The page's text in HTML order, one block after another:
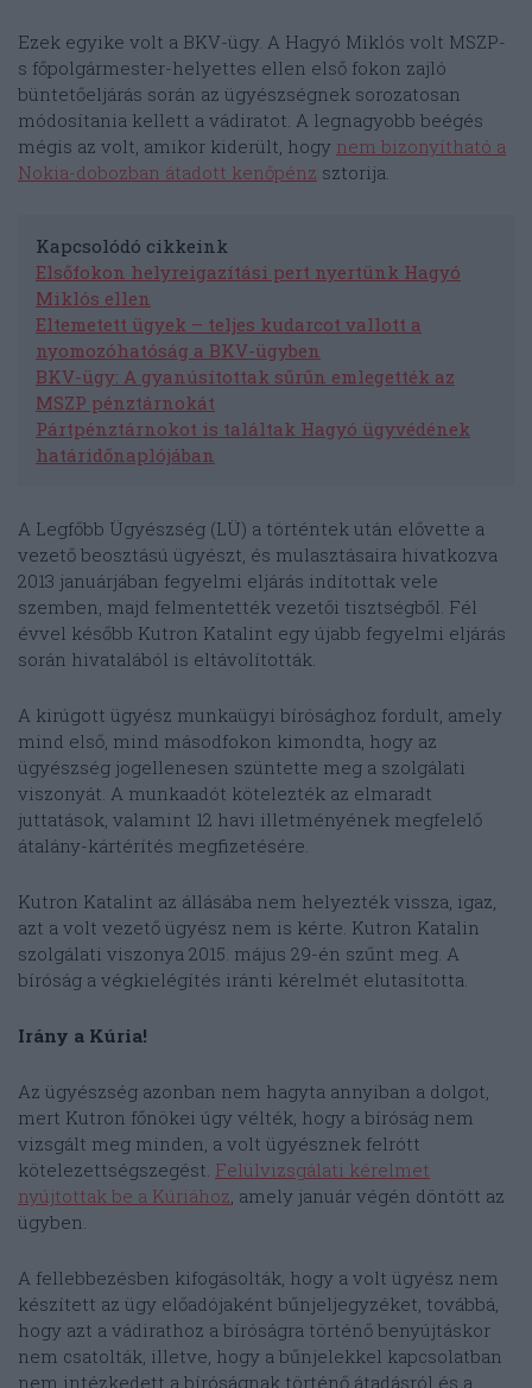
Ezek egyike volt a BKV-ügy. A Hagyó Miklós volt MSZP-
s főpolgármester-helyettes ellen első fokon zajló
büntetőeljárás során az ügyészségnek sorozatosan
módosítania kellett a vádiratot. A legnagyobb beégés
mégis az volt, amikor kiderült, hogy nem bizonyítható a
Nokia-dobozban átadott kenőpénz sztorija.
Kapcsolódó cikkeink
Elsőfokon helyreigazítási pert nyertünk Hagyó
Miklós ellen
Eltemetett ügyek – teljes kudarcot vallott a
nyomozóhatóság a BKV-ügyben
BKV-ügy: A gyanúsítottak sűrűn emlegették az
MSZP pénztárnokát
Pártpénztárnokot is találtak Hagyó ügyvédének
határidőnaplójában
A Legfőbb Ügyészség (LÜ) a történtek után elővette a
vezető beosztású ügyészt, és mulasztásaira hivatkozva
2013 januárjában fegyelmi eljárás indítottak vele
szemben, majd felmentették vezetői tisztségből. Fél
évvel később Kutron Katalint egy újabb fegyelmi eljárás
során hivatalából is eltávolították.
A kirúgott ügyész munkaügyi bírósághoz fordult, amely
mind első, mind másodfokon kimondta, hogy az
ügyészség jogellenesen szüntette meg a szolgálati
viszonyát. A munkaadót kötelezték az elmaradt
juttatások, valamint 12 havi illetményének megfelelő
átalány-kártérítés megfizetésére.
Kutron Katalint az állásába nem helyezték vissza, igaz,
azt a volt vezető ügyész nem is kérte. Kutron Katalin
szolgálati viszonya 2015. május 29-én szűnt meg. A
bíróság a végkielégítés iránti kérelmét elutasította.
Irány a Kúria!
Az ügyészség azonban nem hagyta annyiban a dolgot,
mert Kutron főnökei úgy vélték, hogy a bíróság nem
vizsgált meg minden, a volt ügyésznek felrótt
kötelezettségszegést. Felülvizsgálati kérelmet
nyújtottak be a Kúriához, amely január végén döntött az
ügyben.
A fellebbezésben kifogásolták, hogy a volt ügyész nem
készített az ügy előadójaként bűnjeljegyzéket, továbbá,
hogy azt a vádirathoz a bíróságra történő benyújtáskor
nem csatolták, illetve, hogy a bűnjelekkel kapcsolatban
nem intézkedett a bíróságnak történő átadásról és a